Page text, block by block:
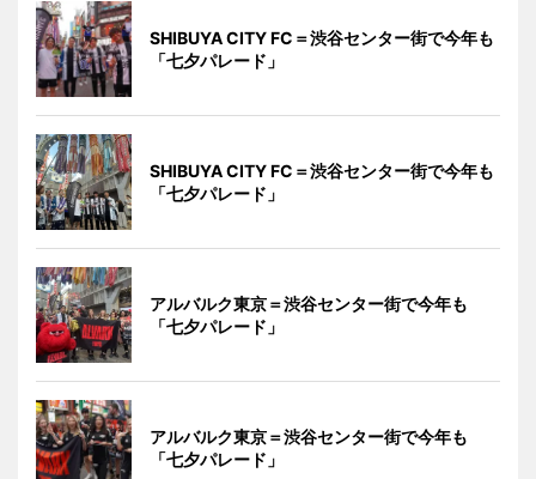
SHIBUYA CITY FC＝渋谷センター街で今年も
「七夕パレード」
SHIBUYA CITY FC＝渋谷センター街で今年も
「七夕パレード」
アルバルク東京＝渋谷センター街で今年も
「七夕パレード」
アルバルク東京＝渋谷センター街で今年も
「七夕パレード」